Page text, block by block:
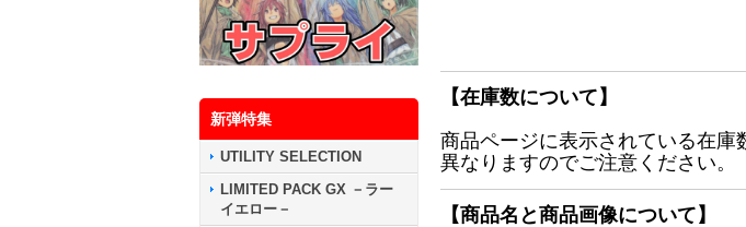
新弾特集
UTILITY SELECTION
LIMITED PACK GX －ラー
イエロー－
【在庫数について】
商品ページに表示されている在
異なりますのでご注意ください。
【商品名と商品画像について】